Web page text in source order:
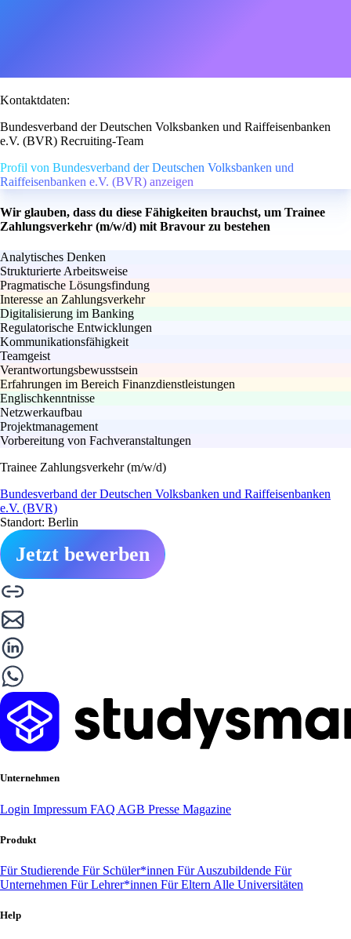
Kontaktdaten:
Bundesverband der Deutschen Volksbanken und Raiffeisenbanken
e.V. (BVR) Recruiting-Team
Profil von Bundesverband der Deutschen Volksbanken und
Raiffeisenbanken e.V. (BVR) anzeigen
Wir glauben, dass du diese Fähigkeiten brauchst, um Trainee
Zahlungsverkehr (m/w/d) mit Bravour zu bestehen
Analytisches Denken
Strukturierte Arbeitsweise
Pragmatische Lösungsfindung
Interesse an Zahlungsverkehr
Digitalisierung im Banking
Regulatorische Entwicklungen
Kommunikationsfähigkeit
Teamgeist
Verantwortungsbewusstsein
Erfahrungen im Bereich Finanzdienstleistungen
Englischkenntnisse
Netzwerkaufbau
Projektmanagement
Vorbereitung von Fachveranstaltungen
Trainee Zahlungsverkehr (m/w/d)
Bundesverband der Deutschen Volksbanken und Raiffeisenbanken
e.V. (BVR)
Standort: Berlin
Jetzt bewerben
Unternehmen
Login Impressum FAQ AGB Presse Magazine
Produkt
Für Studierende Für Schüler*innen Für Auszubildende Für
Unternehmen Für Lehrer*innen Für Eltern Alle Universitäten
Help